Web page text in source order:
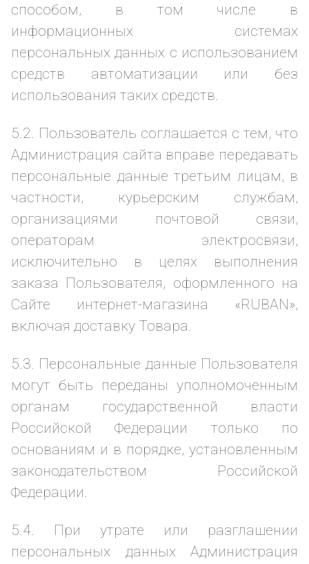
способом, в том числе в
информационных системах
персональных данных с использованием
средств автоматизации или без
использования таких средств.
5.2. Пользователь соглашается с тем, что
Администрация сайта вправе передавать
персональные данные третьим лицам, в
частности, курьерским службам,
организациями почтовой связи,
операторам электросвязи,
исключительно в целях выполнения
заказа Пользователя, оформленного на
Сайте интернет-магазина «RUBAN»,
включая доставку Товара.
5.3. Персональные данные Пользователя
могут быть переданы уполномоченным
органам государственной власти
Российской Федерации только по
основаниям и в порядке, установленным
законодательством Российской
Федерации.
5.4. При утрате или разглашении
персональных данных Администрация